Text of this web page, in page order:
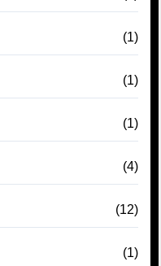
(1)
(1)
(1)
(4)
(12)
(1)